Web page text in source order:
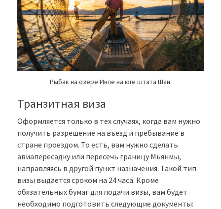
Рыбак на озере Инле на юге штата Шан.
Транзитная виза
Оформляется только в тех случаях, когда вам нужно
получить разрешение на въезд и пребывание в
стране проездом. То есть, вам нужно сделать
авиапересадку или пересечь границу Мьянмы,
направляясь в другой пункт назначения. Такой тип
визы выдается сроком на 24 часа. Кроме
обязательных бумаг для подачи визы, вам будет
необходимо подготовить следующие документы: